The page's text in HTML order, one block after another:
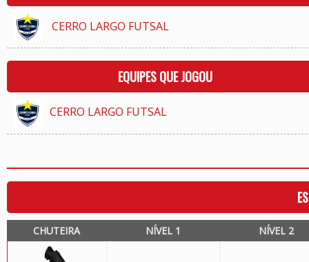
CERRO LARGO FUTSAL
EQUIPES QUE JOGOU
CERRO LARGO FUTSAL
CHUTEIRA NÍVEL 1 NÍVEL 2